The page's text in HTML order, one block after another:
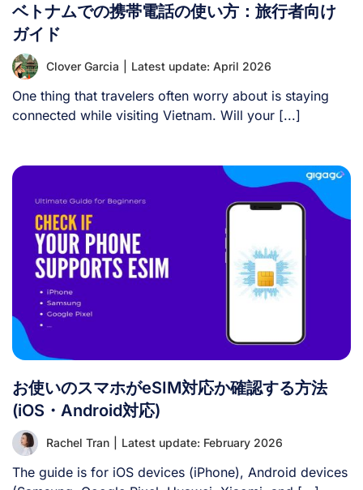
国の現地通信事業者では使用できても、他の国の事業者で
は使用できない場合があります。 ロック解除状態を完全
に確認するには、特に海外旅行時に以下の手順を実行して
ください。 以下では、AndroidとiOS端末で携帯電話のロ
ック解除状態を確認する方法を説明します。 1. Androidス
マートフォンのロック解除状態の確認方法 Androidスマー
トフォンのロック解除状態を確認する具体的な手順はメー
す： 2. iPhoneのSIMロック解除状態を確認する方法
Android端末と同様に、iPhoneのSIMロック解除状態を確
認する具体的な手順や表示内容は機種によって異なりま
す。基本的な手順は以下の通りです： より詳しい手順に
ついては、下記動画「携帯電話のキャリアロック解除状態
の確認方法」をご覧ください： II. [...]
ベトナムでの携帯電話の使い方：旅行者向け
ガイド
Clover Garcia Latest update: April 2026
One thing that travelers often worry about is staying
connected while visiting Vietnam. Will your [...]
お使いのスマホがeSIM対応か確認する方法
(iOS・Android対応)
Rachel Tran Latest update: February 2026
The guide is for iOS devices (iPhone), Android devices